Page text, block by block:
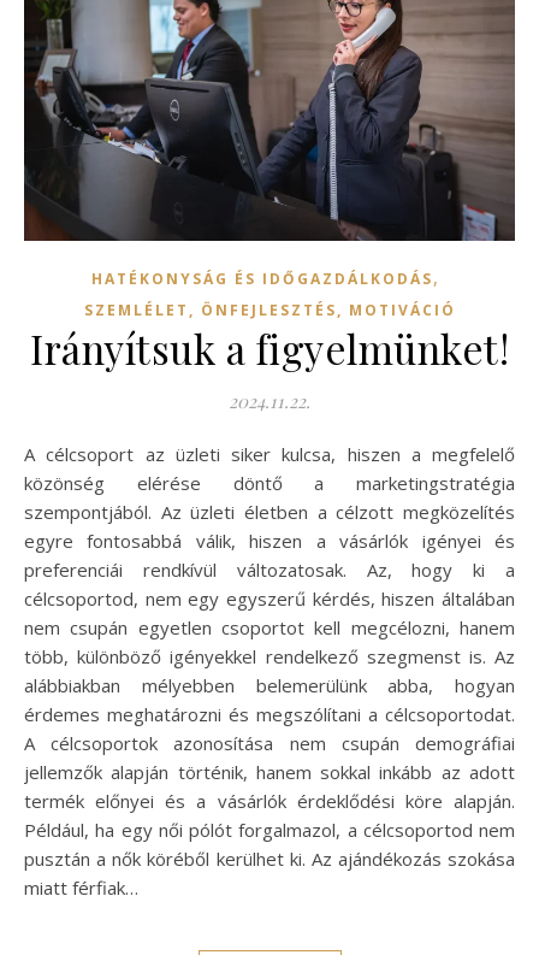
HATÉKONYSÁG ÉS IDŐGAZDÁLKODÁS,
SZEMLÉLET, ÖNFEJLESZTÉS, MOTIVÁCIÓ
Irányítsuk a figyelmünket!
2024.11.22.
A célcsoport az üzleti siker kulcsa, hiszen a megfelelő
közönség elérése döntő a marketingstratégia
szempontjából. Az üzleti életben a célzott megközelítés
egyre fontosabbá válik, hiszen a vásárlók igényei és
preferenciái rendkívül változatosak. Az, hogy ki a
célcsoportod, nem egy egyszerű kérdés, hiszen általában
nem csupán egyetlen csoportot kell megcélozni, hanem
több, különböző igényekkel rendelkező szegmenst is. Az
alábbiakban mélyebben belemerülünk abba, hogyan
érdemes meghatározni és megszólítani a célcsoportodat.
A célcsoportok azonosítása nem csupán demográfiai
jellemzők alapján történik, hanem sokkal inkább az adott
termék előnyei és a vásárlók érdeklődési köre alapján.
Például, ha egy női pólót forgalmazol, a célcsoportod nem
pusztán a nők köréből kerülhet ki. Az ajándékozás szokása
miatt férfiak…